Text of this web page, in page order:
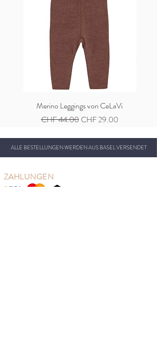
Merino Leggings von CeLaVi
Standardpreis
CHF 44.00 Sale-Preis
CHF 29.00
ALLE BESTELLUNGEN WERDEN AUS BASEL VERSENDET
ZAHLUNGEN